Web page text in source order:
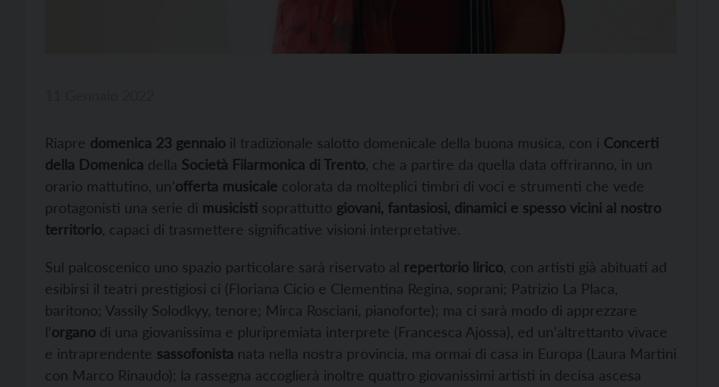
Riapre domenica 23 gennaio il tradizionale salotto domenicale della buona musica, con i Concerti
della Domenica della Società Filarmonica di Trento, che a partire da quella data offriranno, in un
orario mattutino, un’offerta musicale colorata da molteplici timbri di voci e strumenti che vede
protagonisti una serie di musicisti soprattutto giovani, fantasiosi, dinamici e spesso vicini al nostro
territorio, capaci di trasmettere significative visioni interpretative.
Sul palcoscenico uno spazio particolare sarà riservato al repertorio lirico, con artisti già abituati ad
esibirsi il teatri prestigiosi ci (Floriana Cicio e Clementina Regina, soprani; Patrizio La Placa,
baritono; Vassily Solodkyy, tenore; Mirca Rosciani, pianoforte); ma ci sarà modo di apprezzare
l’organo di una giovanissima e pluripremiata interprete (Francesca Ajossa), ed un’altrettanto vivace
e intraprendente sassofonista nata nella nostra provincia, ma ormai di casa in Europa (Laura Martini
con Marco Rinaudo); la rassegna accoglierà inoltre quattro giovanissimi artisti in decisa ascesa